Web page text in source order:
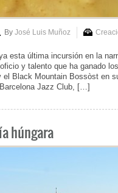
By José Luis Muñoz
esta última incursión en la
y talento que ha ganado
el Black Mountain Bossòst en
Jazz Club, […]
húngara